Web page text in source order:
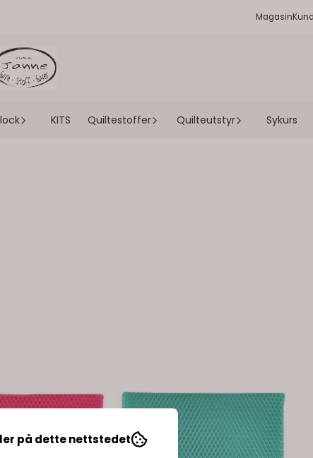
Magasin
KITS Quiltestoffer Quilteutstyr Sykurs
på dette nettstedet